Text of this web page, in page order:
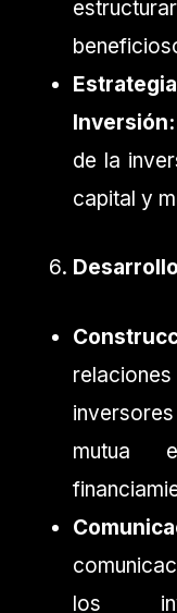
Inversión:
de la
capital y
mutua
los